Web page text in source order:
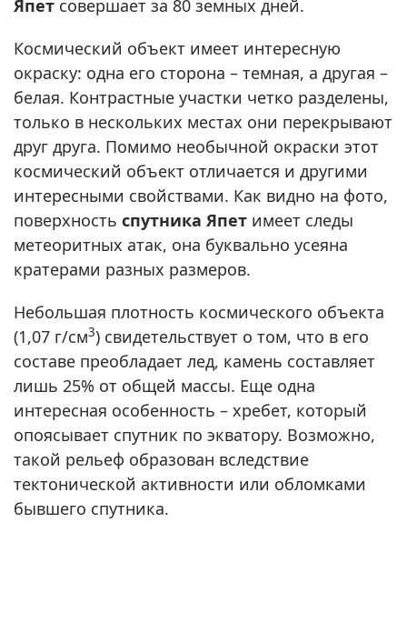
Япет совершает за 80 земных дней.
Космический объект имеет интересную
окраску: одна его сторона – темная, а другая –
белая. Контрастные участки четко разделены,
только в нескольких местах они перекрывают
друг друга. Помимо необычной окраски этот
космический объект отличается и другими
интересными свойствами. Как видно на фото,
поверхность спутника Япет имеет следы
метеоритных атак, она буквально усеяна
кратерами разных размеров.
Небольшая плотность космического объекта
(1,07 г/см3) свидетельствует о том, что в его
составе преобладает лед, камень составляет
лишь 25% от общей массы. Еще одна
интересная особенность – хребет, который
опоясывает спутник по экватору. Возможно,
такой рельеф образован вследствие
тектонической активности или обломками
бывшего спутника.